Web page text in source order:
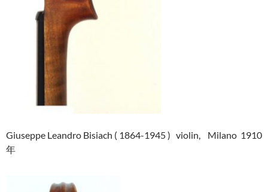
Giuseppe Leandro Bisiach ( 1864-1945 ) violin, Milano 1910
年